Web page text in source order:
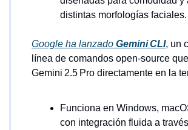
distintas morfologías faciales.
Google ha lanzado Gemini CLI, un
línea de comandos open‑source
Gemini 2.5 Pro directamente en la
Funciona en Windows,
con integración fluida a